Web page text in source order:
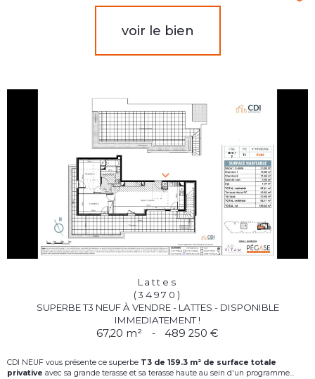
voir le bien
Lattes
(34970)
SUPERBE T3 NEUF À VENDRE - LATTES - DISPONIBLE
IMMEDIATEMENT !
67,20 m² - 489 250 €
CDI NEUF vous présente ce superbe T3 de 159.3 m² de surface totale
privative avec sa grande terasse et sa terasse haute au sein d'un programme...